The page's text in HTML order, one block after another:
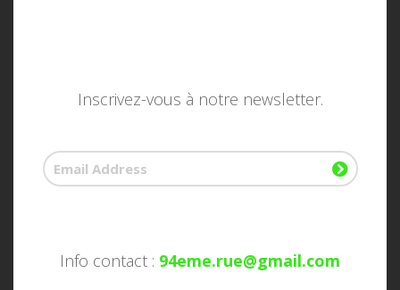
Inscrivez-vous à notre newsletter.
Info contact : 94eme.rue@gmail.com